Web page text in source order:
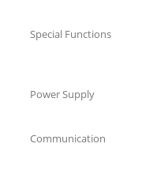
Special Functions
Power Supply
Communication